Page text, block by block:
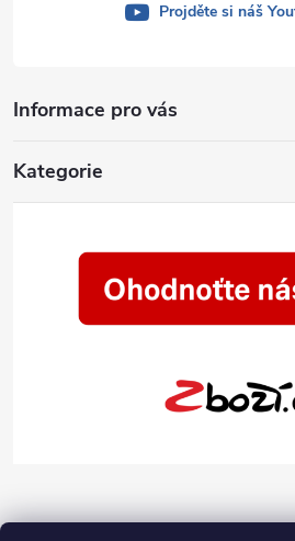
Informace pro vás
Kategorie
Projděte si náš